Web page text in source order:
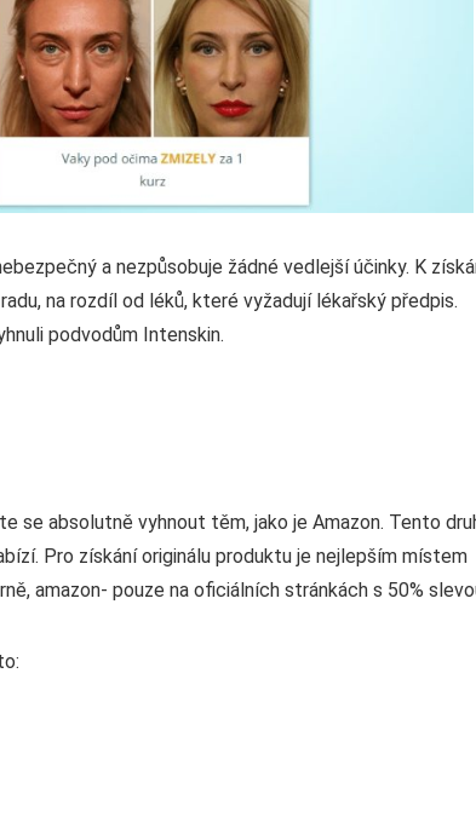
a nezpůsobuje žádné vedlejší účinky. K
na rozdíl od léků, které vyžadují lékařský předpis.
podvodům Intenskin.
se absolutně vyhnout těm, jako je Amazon. Tento
Pro získání originálu produktu je nejlepším místem
amazon- pouze na oficiálních stránkách s 50%